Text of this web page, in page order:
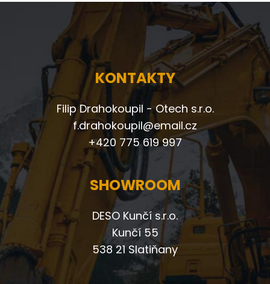
KONTAKTY
Filip Drahokoupil - Otech s.r.o.
f.drahokoupil@email.cz
+420 775 619 997
SHOWROOM
DESO Kunčí s.r.o.
Kunčí 55
538 21 Slatiňany